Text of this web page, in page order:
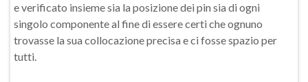
e verificato insieme sia la posizione dei pin sia di ogni
singolo componente al fine di essere certi che ognuno
trovasse la sua collocazione precisa e ci fosse spazio per
tutti.